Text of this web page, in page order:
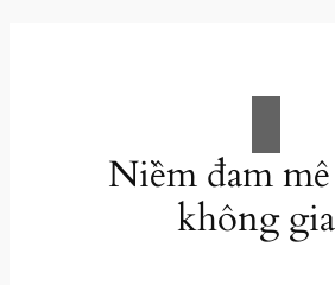
Niềm đam
không